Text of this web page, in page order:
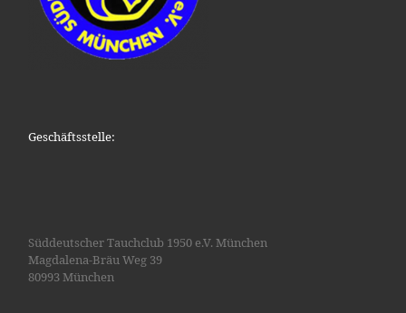
Geschäftsstelle:
Süddeutscher Tauchclub 1950 e.V. München
Magdalena-Bräu Weg 39
80993 München